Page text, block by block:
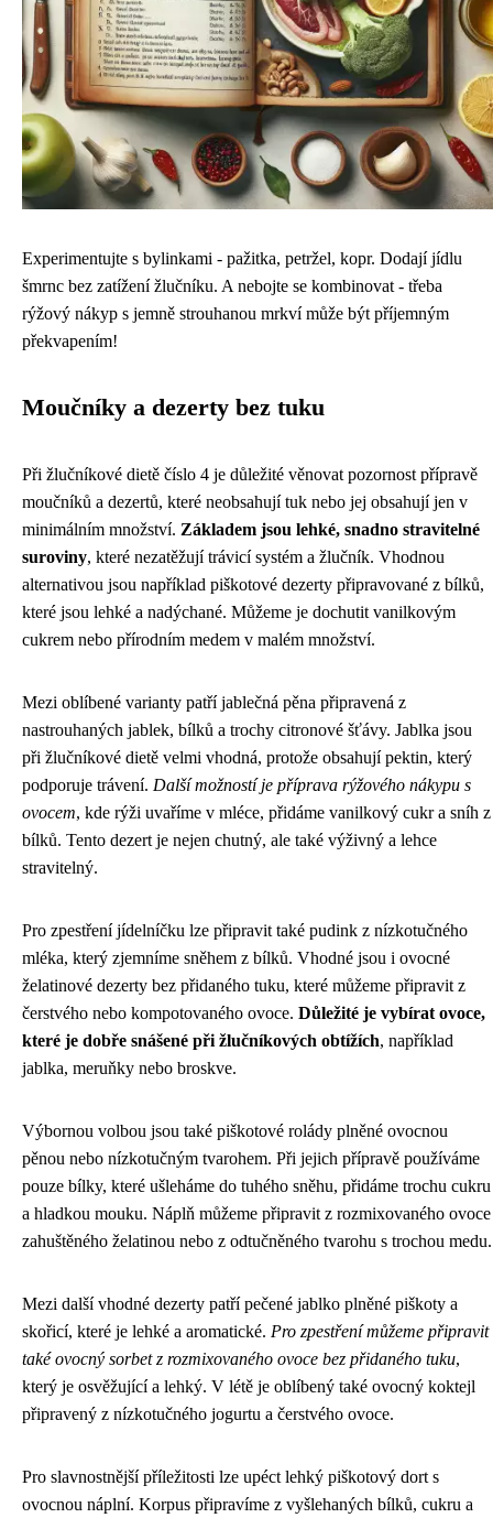
Experimentujte s bylinkami - pažitka, petržel, kopr. Dodají jídlu
šmrnc bez zatížení žlučníku. A nebojte se kombinovat - třeba
rýžový nákyp s jemně strouhanou mrkví může být příjemným
překvapením!
Moučníky a dezerty bez tuku
Při žlučníkové dietě číslo 4 je důležité věnovat pozornost přípravě
moučníků a dezertů, které neobsahují tuk nebo jej obsahují jen v
minimálním množství. Základem jsou lehké, snadno stravitelné
suroviny, které nezatěžují trávicí systém a žlučník. Vhodnou
alternativou jsou například piškotové dezerty připravované z bílků,
které jsou lehké a nadýchané. Můžeme je dochutit vanilkovým
cukrem nebo přírodním medem v malém množství.
Mezi oblíbené varianty patří jablečná pěna připravená z
nastrouhaných jablek, bílků a trochy citronové šťávy. Jablka jsou
při žlučníkové dietě velmi vhodná, protože obsahují pektin, který
podporuje trávení. Další možností je příprava rýžového nákypu s
ovocem, kde rýži uvaříme v mléce, přidáme vanilkový cukr a sníh z
bílků. Tento dezert je nejen chutný, ale také výživný a lehce
stravitelný.
Pro zpestření jídelníčku lze připravit také pudink z nízkotučného
mléka, který zjemníme sněhem z bílků. Vhodné jsou i ovocné
želatinové dezerty bez přidaného tuku, které můžeme připravit z
čerstvého nebo kompotovaného ovoce. Důležité je vybírat ovoce,
které je dobře snášené při žlučníkových obtížích, například
jablka, meruňky nebo broskve.
Výbornou volbou jsou také piškotové rolády plněné ovocnou
pěnou nebo nízkotučným tvarohem. Při jejich přípravě používáme
pouze bílky, které ušleháme do tuhého sněhu, přidáme trochu cukru
a hladkou mouku. Náplň můžeme připravit z rozmixovaného ovoce
zahuštěného želatinou nebo z odtučněného tvarohu s trochou medu.
Mezi další vhodné dezerty patří pečené jablko plněné piškoty a
skořicí, které je lehké a aromatické. Pro zpestření můžeme připravit
také ovocný sorbet z rozmixovaného ovoce bez přidaného tuku,
který je osvěžující a lehký. V létě je oblíbený také ovocný koktejl
připravený z nízkotučného jogurtu a čerstvého ovoce.
Pro slavnostnější příležitosti lze upéct lehký piškotový dort s
ovocnou náplní. Korpus připravíme z vyšlehaných bílků, cukru a